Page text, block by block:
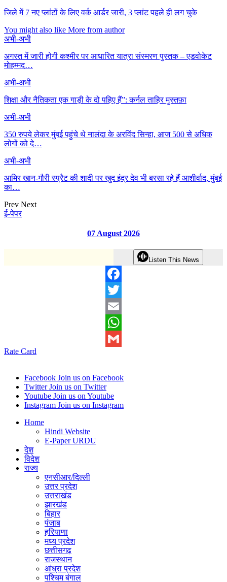
जिले में 7 नए प्लांटों के लिए वर्क आर्डर जारी, 3 प्लांट पहले ही लग चुके
You might also like More from author
अभी-अभी
अगस्त में जारी होगी कश्मीर पर आधारित यात्रा संस्मरण पुस्तक – एडवोकेट
मोहम्मद…
अभी-अभी
शिक्षा और नैतिकता एक गाड़ी के दो पहिए हैं”: कर्नल ताहिर मुस्तफ़ा
अभी-अभी
350 रुपये लेकर मुंबई पहुंचे थे नालंदा के अरविंद सिन्हा, आज 500 से अधिक
लोगों को दे…
अभी-अभी
आमिर खान-गौरी स्प्रैट की शादी पर खुद इंद्र देव भी बरसा रहे हैं आशीर्वाद, मुंबई
का…
Prev Next
ई-पेपर
07 August 2026
Listen This News
Facebook
Twitter
Email
WhatsApp
Rate Card
Facebook Join us on Facebook
Twitter Join us on Twitter
Youtube Join us on Youtube
Instagram Join us on Instagram
Home
Hindi Website
E-Paper URDU
देश
विदेश
राज्य
एनसीआर/दिल्ली
उत्तर प्रदेश
उत्तराखंड
झारखंड
बिहार
पंजाब
हरियाणा
मध्य प्रदेश
छत्तीसगढ़
राजस्थान
आंध्रा प्रदेश
पश्चिम बंगाल